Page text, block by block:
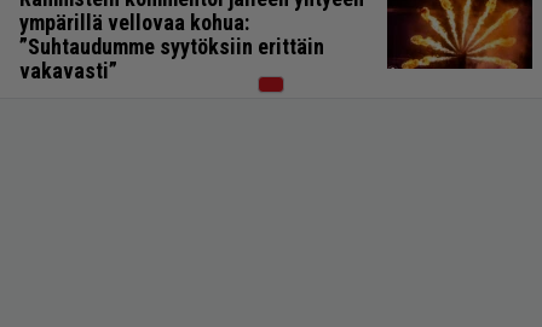
ympärillä vellovaa kohua:
”Suhtaudumme syytöksiin erittäin
vakavasti”